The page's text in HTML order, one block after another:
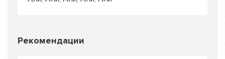
Рекомендации